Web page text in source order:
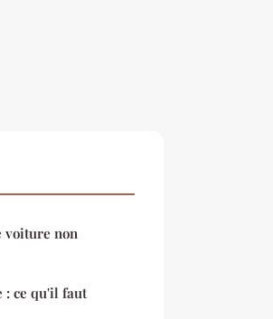
voiture non
: ce qu'il faut